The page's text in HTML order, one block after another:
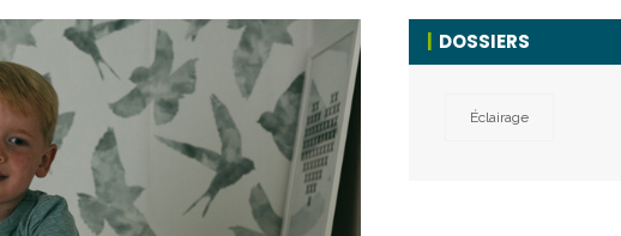
DOSSIERS
Éclairage